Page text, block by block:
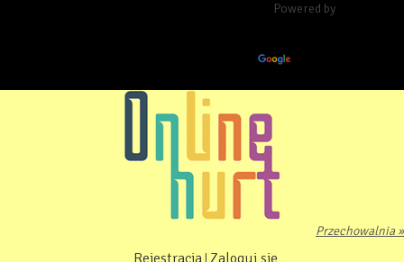
Powered by
Przechowalnia »
Rejestracja Zaloguj się